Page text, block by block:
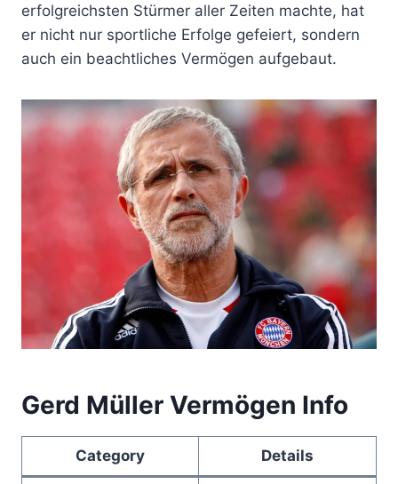
erfolgreichsten Stürmer aller Zeiten machte, hat
er nicht nur sportliche Erfolge gefeiert, sondern
auch ein beachtliches Vermögen aufgebaut.
Gerd Müller Vermögen Info
Category Details